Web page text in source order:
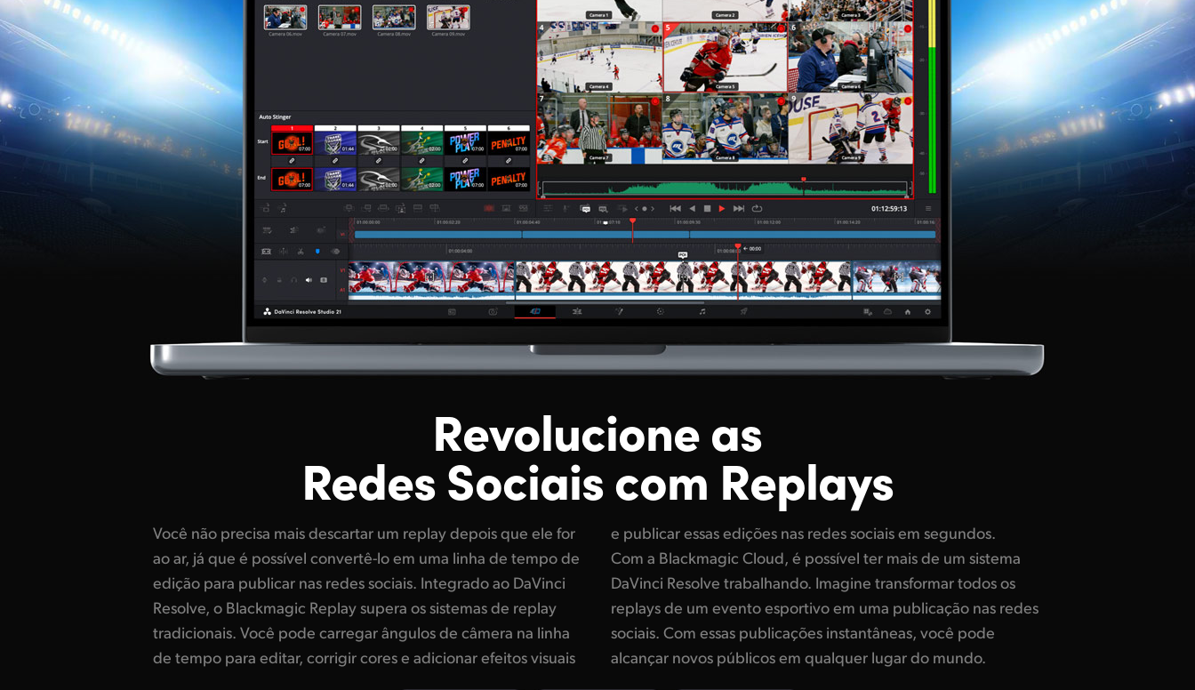
Revolucione as
Redes Sociais com Replays
Você não precisa mais descartar um replay depois que ele for
ao ar, já que é possível convertê-lo em uma linha de tempo de
edição para publicar nas redes sociais. Integrado ao DaVinci
Resolve, o Blackmagic Replay supera os sistemas de replay
tradicionais. Você pode carregar ângulos de câmera na linha
de tempo para editar, corrigir cores e adicionar efeitos visuais
e publicar essas edições nas redes sociais em segundos.
Com a Blackmagic Cloud, é possível ter mais de um sistema
DaVinci Resolve trabalhando. Imagine transformar todos os
replays de um evento esportivo em uma publicação nas redes
sociais. Com essas publicações instantâneas, você pode
alcançar novos públicos em qualquer lugar do mundo.